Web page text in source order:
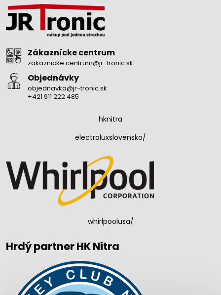
Zákaznícke centrum
zakaznicke.centrum@jr-tronic.sk
Objednávky
objednavka@jr-tronic.sk
+421 911 222 485
hknitra
electroluxslovensko/
whirlpoolusa/
Hrdý partner HK Nitra